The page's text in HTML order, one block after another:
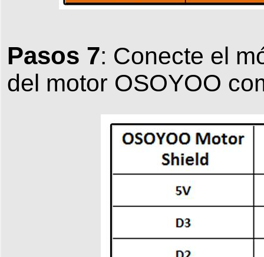
Pasos 7: Conecte el
del motor OSOYOO